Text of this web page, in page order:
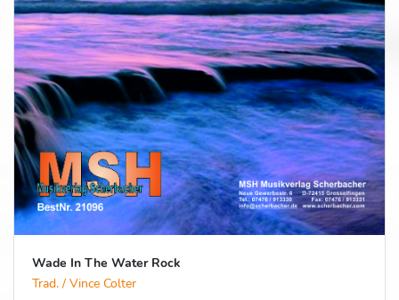
Wade In The Water Rock
Trad. / Vince Colter